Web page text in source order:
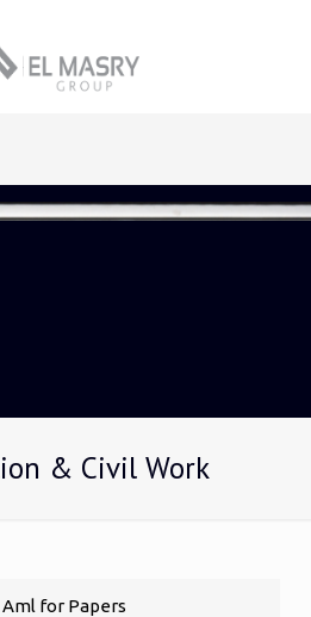
& Civil Work
Aml for Papers